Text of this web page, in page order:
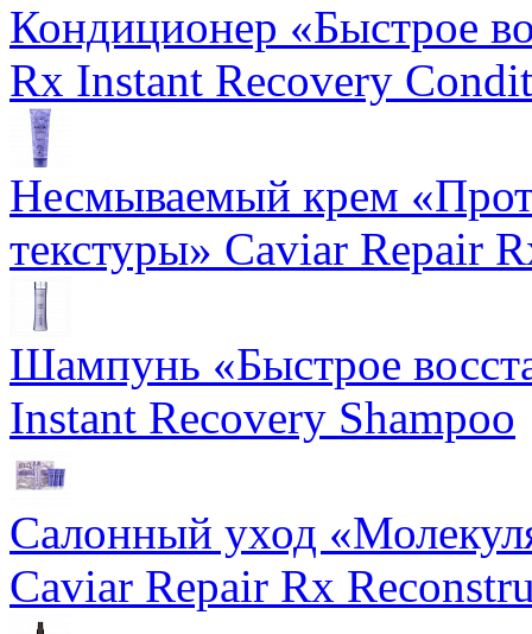
Кондиционер «Быстрое
Rx Instant Recovery
Несмываемый крем
текстуры» Caviar Repair
Шампунь «Быстрое
Instant Recovery Shampoo
Салонный уход
Caviar Repair Rx